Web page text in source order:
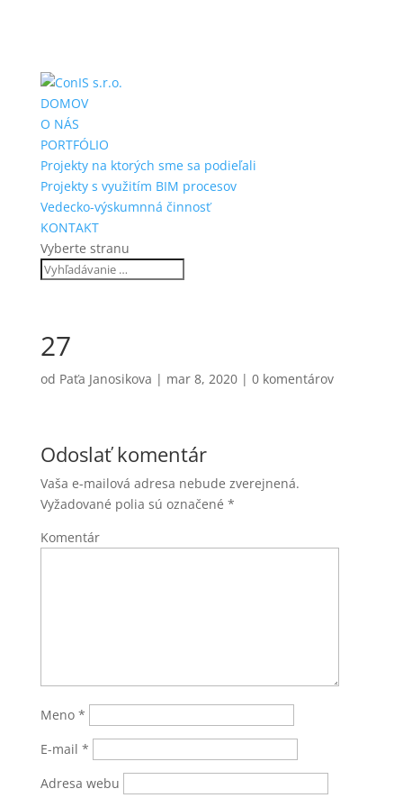
DOMOV
O NÁS
PORTFÓLIO
Projekty na ktorých sme sa podieľali
Projekty s využitím BIM procesov
Vedecko-výskumnná činnosť
KONTAKT
Vyberte stranu
27
od Paťa Janosikova | mar 8, 2020| 0 komentárov
Odoslať komentár
Vaša e-mailová adresa nebude zverejnená.
Vyžadované polia sú označené *
Komentár
Meno *
E-mail *
Adresa webu